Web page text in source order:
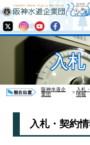
入札
阪神水道企
業団
＞ 入札
情報
入札・契約